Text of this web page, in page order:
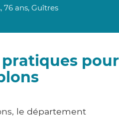
, 76 ans, Guîtres
pour
le département